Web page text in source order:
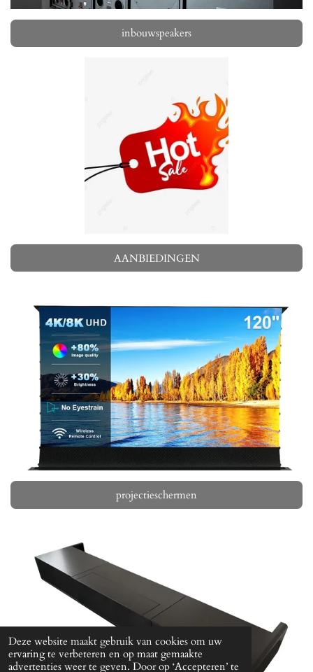
Deze website maakt gebruik van cookies om uw
ervaring te verbeteren en op maat gemaakte
advertenties weer te geven. Door op ‘Accepteren’ te
inbouwspeakers
AANBIEDINGEN
projectieschermen